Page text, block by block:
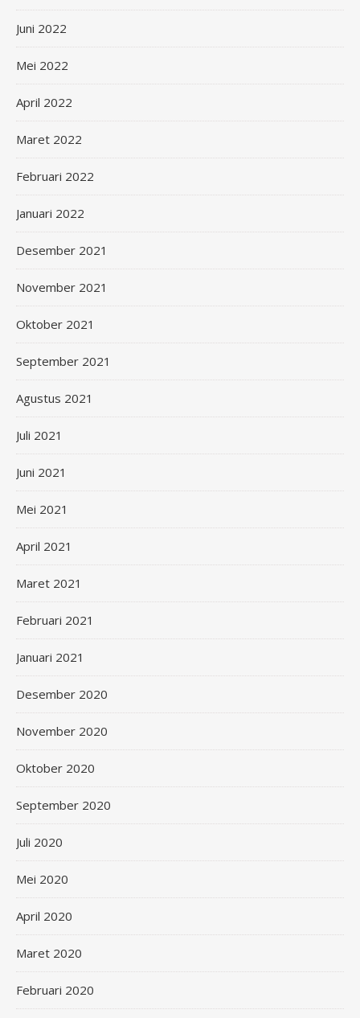
Juni 2022
Mei 2022
April 2022
Maret 2022
Februari 2022
Januari 2022
Desember 2021
November 2021
Oktober 2021
September 2021
Agustus 2021
Juli 2021
Juni 2021
Mei 2021
April 2021
Maret 2021
Februari 2021
Januari 2021
Desember 2020
November 2020
Oktober 2020
September 2020
Juli 2020
Mei 2020
April 2020
Maret 2020
Februari 2020